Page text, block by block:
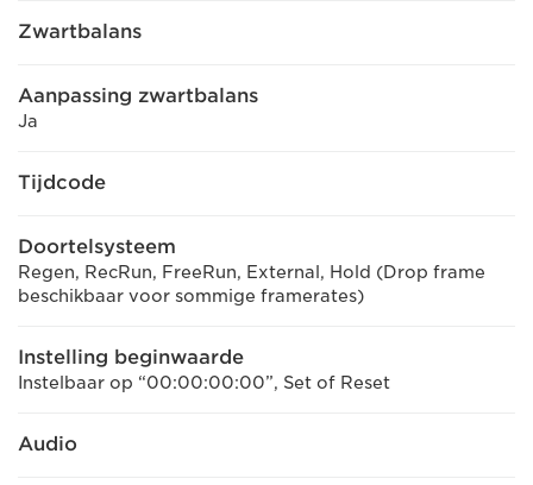
Zwartbalans
Aanpassing zwartbalans
Ja
Tijdcode
Doortelsysteem
Regen, RecRun, FreeRun, External, Hold (Drop frame
beschikbaar voor sommige framerates)
Instelling beginwaarde
Instelbaar op “00:00:00:00”, Set of Reset
Audio